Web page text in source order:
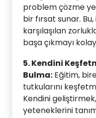
problem çözme
bir fırsat sunar.
karşılaşılan
başa çıkmayı
5. Kendini
Bulma: Eğitim,
tutkularını
Kendini
yeteneklerini